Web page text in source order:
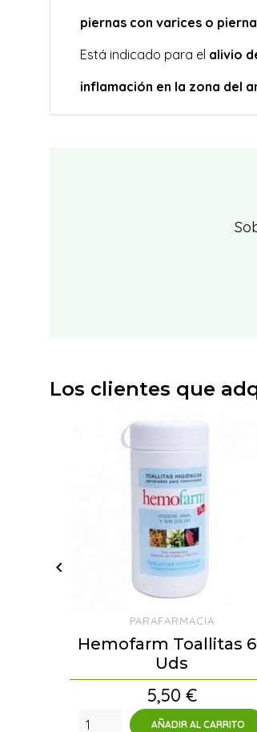
piernas con varices o
Está indicado para el alivio
inflamación en la zona del
Los clientes que
PARAFARMACIA
Hemofarm Toallitas
Uds
Precio
5,50 €
AÑADIR AL CARRITO
